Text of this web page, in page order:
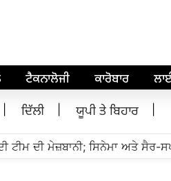
ਟੈਕਨਾਲੋਜੀ ਕਾਰੋਬਾਰ
ਦਿੱਲੀ ਯੂਪੀ ਤੇ ਬਿਹਾਰ
ਦੀ ਮੇਜ਼ਬਾਨੀ; ਸਿਨੇਮਾ ਅਤੇ ਸੈਰ-